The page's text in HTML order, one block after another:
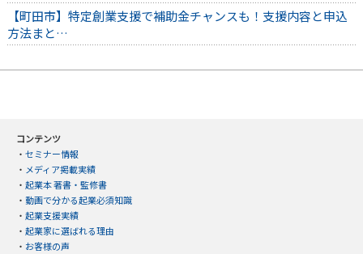
【町田市】特定創業支援で補助金チャンスも！支援内容と申込
方法まと…
コンテンツ
・ セミナー情報
・ メディア掲載実績
・ 起業本 著書・監修書
・ 動画で分かる起業必須知識
・ 起業支援実績
・ 起業家に選ばれる理由
・ お客様の声